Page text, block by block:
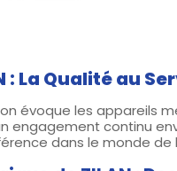
: La Qualité au
évoque les appareils
engagement continu
dans le monde de